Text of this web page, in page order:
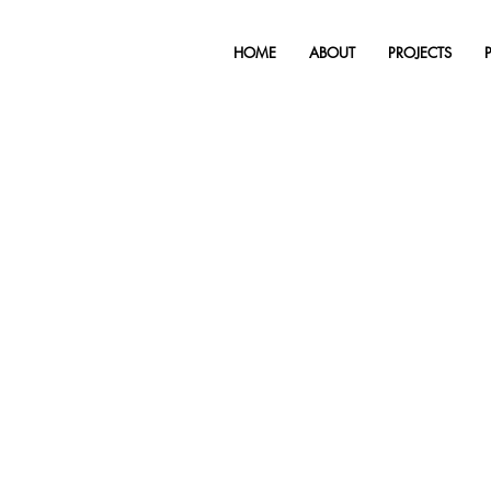
HOME ABOUT PROJECTS